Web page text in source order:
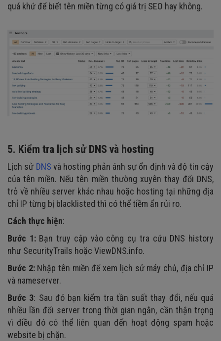
quá khứ để biết tên miền từng có giá trị SEO hay không.
5. Kiểm tra lịch sử DNS và hosting
Lịch sử DNS và hosting phản ánh sự ổn định và độ tin cậy
của tên miền. Nếu tên miền thường xuyên thay đổi DNS,
trỏ về nhiều server khác nhau hoặc hosting tại những địa
chỉ IP từng bị blacklisted thì có thể tiềm ẩn rủi ro.
Cách thực hiện:
Bước 1:Bạn truy cập vào công cụ tra cứu DNS history
như SecurityTrails hoặc ViewDNS.info.
Bước 2:Nhập tên miền để xem lịch sử máy chủ, địa chỉ IP
và nameserver.
Bước 3: Sau đó bạn kiểm tra tần suất thay đổi, nếu quá
nhiều lần đổi server trong thời gian ngắn, cần thận trọng
vì điều đó có thể liên quan đến hoạt động spam hoặc
website bị chặn.